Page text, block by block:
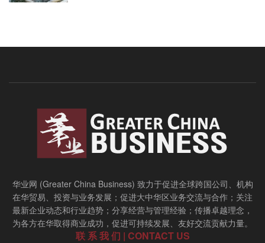
华业网 (Greater China Business) 致力于促进全球跨国公司、机构
在华贸易、投资与业务发展；促进大中华区业务交流与合作；关注
最新企业动态和行业趋势；分享经营与管理经验；传播卓越理念，
为各方在华取得商业成功，促进可持续发展、友好交流贡献力量。
联 系 我 们 | CONTACT US